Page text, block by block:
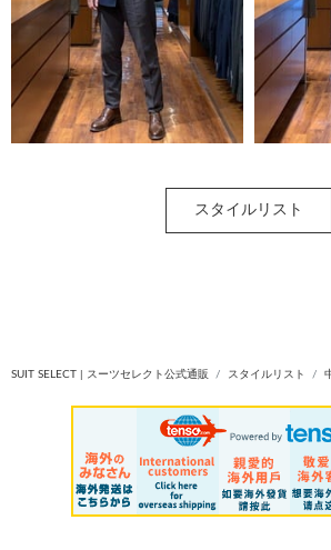
スタイルリスト
SUIT SELECT | スーツセレクト公式通販 スタイルリスト